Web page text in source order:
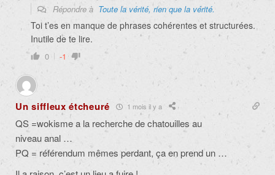
Répondre à Toute la vérité, rien que la vérité.
Toi t’es en manque de phrases cohérentes et structurées.
Inutile de te lire.
0 -1
Un siffleux étcheuré 1 mois il y a
QS =wokisme a la recherche de chatouilles au
niveau anal …
PQ = référendum mêmes perdant, ça en prend un …